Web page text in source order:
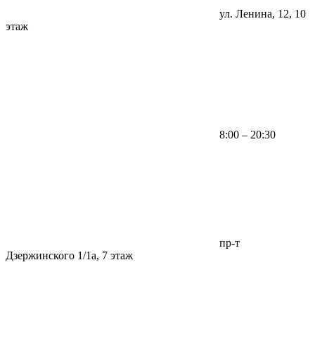
ул. Ленина, 12, 10
этаж
8:00 – 20:30
пр-т
Дзержинского 1/1а, 7 этаж